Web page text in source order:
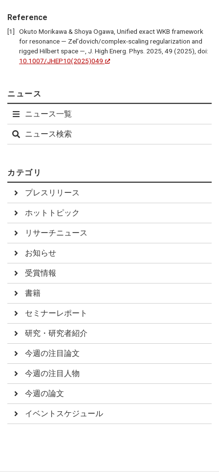
Reference
Okuto Morikawa & Shoya Ogawa, Unified exact WKB framework
for resonance — Zel’dovich/complex-scaling regularization and
rigged Hilbert space —, J. High Energ. Phys. 2025, 49 (2025), doi:
10.1007/JHEP10(2025)049
ニュース
ニュース一覧
ニュース検索
カテゴリ
プレスリリース
ホットトピック
リサーチニュース
お知らせ
受賞情報
書籍
セミナーレポート
研究・研究者紹介
今週の注目論文
今週の注目人物
今週の論文
イベントスケジュール